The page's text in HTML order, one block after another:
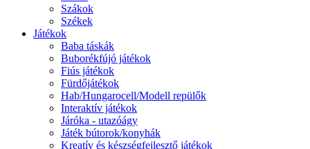
Szákok
Székek
Játékok
Baba táskák
Buborékfújó játékok
Fiús játékok
Fürdőjátékok
Hab/Hungarocell/Modell repülők
Interaktív játékok
Járóka - utazóágy
Játék bútorok/konyhák
Kreatív és készségfejlesztő játékok